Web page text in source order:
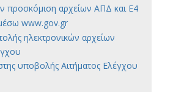
προσκόμιση αρχείων ΑΠΔ και Ε4
www.gov.gr
ηλεκτρονικών αρχείων
υποβολής Αιτήματος Ελέγχου